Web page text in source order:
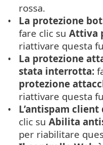
rossa.
La protezione
fare clic suAttiva
riattivare questa
La protezione
stata interrotta:
protezione
riattivare questa
L’antispam
clic suAbilita
per riabilitare